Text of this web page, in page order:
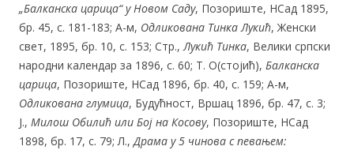
„Балканска царица“ у Новом Саду, Позориште, НСад 1895,
бр. 45, с. 181-183; А-м, Одликована Тинка Лукић, Женски
свет, 1895, бр. 10, с. 153; Стр.,Лукић Тинка, Велики српски
народни календар за 1896, с. 60; Т. О(стојић), Балканска
царица, Позориште, НСад 1896, бр. 40, с. 159; А-м,
Одликована глумица, Будућност, Вршац 1896, бр. 47, с. 3;
Ј., Милош Обилић или Бој на Косову, Позориште, НСад
1898, бр. 17, с. 79; Л.,Драма у5 чинова с певањем: